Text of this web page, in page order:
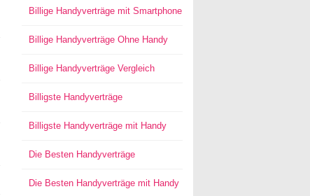
Billige Handyverträge mit Smartphone
Billige Handyverträge Ohne Handy
Billige Handyverträge Vergleich
Billigste Handyverträge
Billigste Handyverträge mit Handy
Die Besten Handyverträge
Die Besten Handyverträge mit Handy